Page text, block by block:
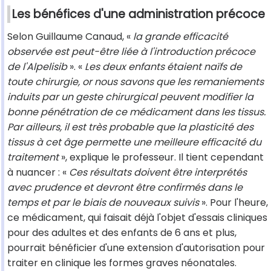
Les bénéfices d'une administration précoce
Selon Guillaume Canaud, « la grande efficacité
observée est peut-être liée à l'introduction précoce
de l'Alpelisib». « Les deux enfants étaient naïfs de
toute chirurgie, or nous savons que les remaniements
induits par un geste chirurgical peuvent modifier la
bonne pénétration de ce médicament dans les tissus.
Par ailleurs, il est très probable que la plasticité des
tissus à cet âge permette une meilleure efficacité du
traitement», explique le professeur. Il tient cependant
à nuancer : « Ces résultats doivent être interprétés
avec prudence et devront être confirmés dans le
temps et par le biais de nouveaux suivis». Pour l'heure,
ce médicament, qui faisait déjà l'objet d'essais cliniques
pour des adultes et des enfants de 6 ans et plus,
pourrait bénéficier d'une extension d'autorisation pour
traiter en clinique les formes graves néonatales.